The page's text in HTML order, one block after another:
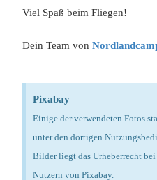
Viel Spaß beim Fliegen!
Dein Team von
Pixabay
Einige der verwendeten Fotos
unter den dortigen
Bilder liegt das Urheberrecht
Nutzern von Pixabay.